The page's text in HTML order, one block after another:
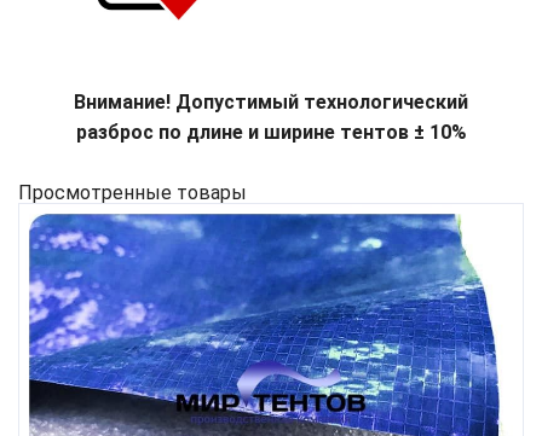
Внимание! Допустимый технологический
разброс по длине и ширине тентов ± 10%
Просмотренные товары